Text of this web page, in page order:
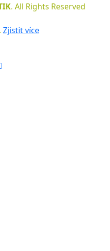
. All Rights Reserved
Zjistit více